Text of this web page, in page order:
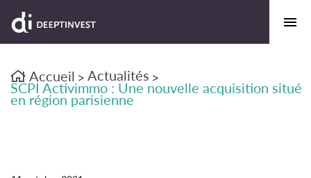
Accueil > Actualités >
SCPI Activimmo : Une nouvelle acquisition situé
en région parisienne